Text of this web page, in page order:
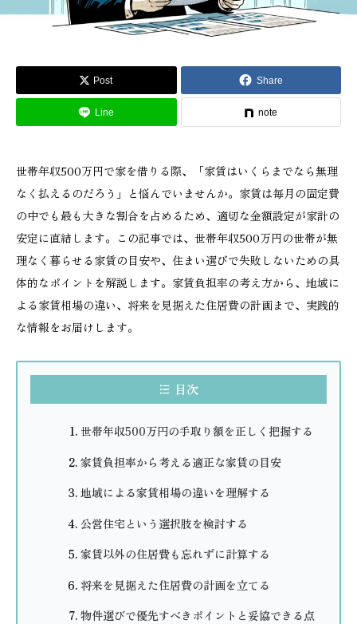
Post Share
Line note
世帯年収500万円で家を借りる際、「家賃はいくらまでなら無理
なく払えるのだろう」と悩んでいませんか。家賃は毎月の固定費
の中でも最も大きな割合を占めるため、適切な金額設定が家計の
安定に直結します。この記事では、世帯年収500万円の世帯が無
理なく暮らせる家賃の目安や、住まい選びで失敗しないための具
体的なポイントを解説します。家賃負担率の考え方から、地域に
よる家賃相場の違い、将来を見据えた住居費の計画まで、実践的
な情報をお届けします。
目次
世帯年収500万円の手取り額を正しく把握する
家賃負担率から考える適正な家賃の目安
地域による家賃相場の違いを理解する
公営住宅という選択肢を検討する
家賃以外の住居費も忘れずに計算する
将来を見据えた住居費の計画を立てる
物件選びで優先すべきポイントと妥協できる点